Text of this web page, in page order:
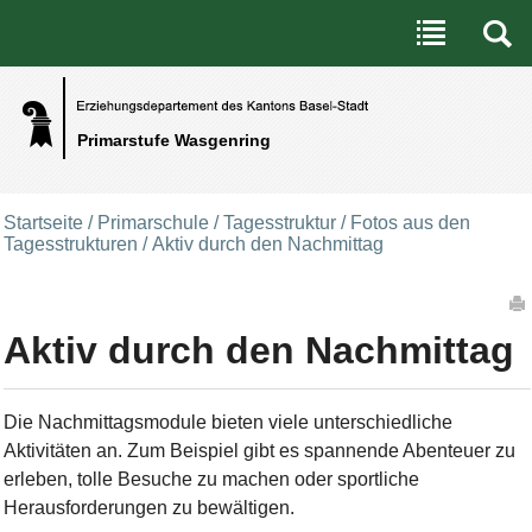
Primarstufe Wasgenring
Benutzerspezifische Werkzeuge
Direkt zum Inhalt|Direkt zur Navigation
Startseite / Primarschule /Tagesstruktur / Fotos aus den
Tagesstrukturen /Aktiv durch den Nachmittag
Aktiv durch den Nachmittag
Die Nachmittagsmodule bieten viele unterschiedliche
Aktivitäten an. Zum Beispiel gibt es spannende Abenteuer zu
erleben, tolle Besuche zu machen oder sportliche
Herausforderungen zu bewältigen.